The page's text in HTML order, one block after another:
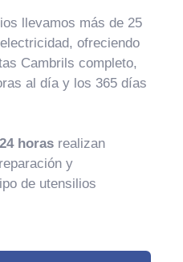
llevamos más de 25
ofreciendo
Cambrils completo,
al día y los 365 días
horas realizan
y
de utensilios